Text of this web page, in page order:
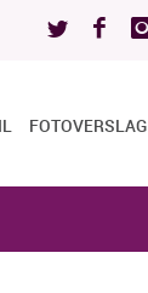
FOTOVERSLAG